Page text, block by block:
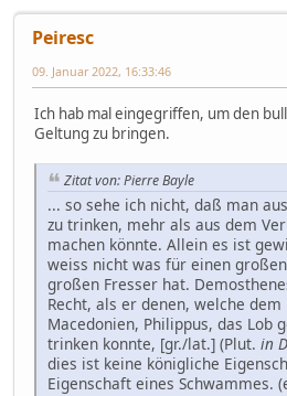
Peiresc
09. Januar 2022, 16:33:46
Ich hab mal eingegriffen, um den
Geltung zu bringen.
Zitat von: Pierre Bayle
... so sehe ich nicht, daß man
zu trinken, mehr als aus dem
machen könnte. Allein es ist
weiss nicht was für einen
großen Fresser hat.
Recht, als er denen, welche dem
Macedonien, Philippus, das Lob
trinken konnte, [gr./lat.] (Plut. in
dies ist keine königliche
Eigenschaft eines Schwammes.